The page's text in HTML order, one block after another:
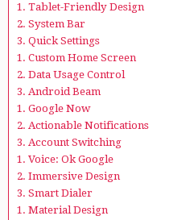
1. Tablet-Friendly Design
2. System Bar
3. Quick Settings
1. Custom Home Screen
2. Data Usage Control
3. Android Beam
1. Google Now
2. Actionable Notifications
3. Account Switching
1. Voice: Ok Google
2. Immersive Design
3. Smart Dialer
1. Material Design